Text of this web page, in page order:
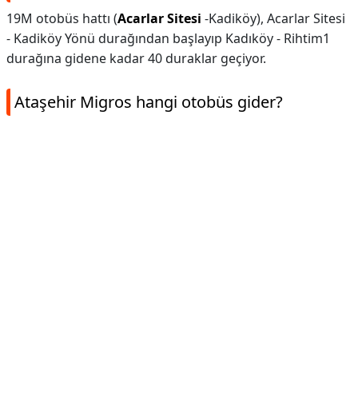
19M otobüs hattı (Acarlar Sitesi -Kadiköy), Acarlar Sitesi
- Kadiköy Yönü durağından başlayıp Kadıköy - Rihtim1
durağına gidene kadar 40 duraklar geçiyor.
Ataşehir Migros hangi otobüs gider?